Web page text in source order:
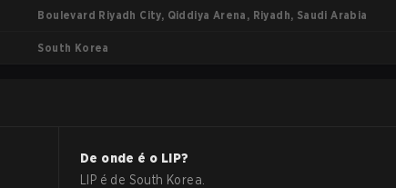
Boulevard Riyadh City, Qiddiya Arena, Riyadh, Saudi Arabia
South Korea
De onde é o LIP?
LIP é de South Korea